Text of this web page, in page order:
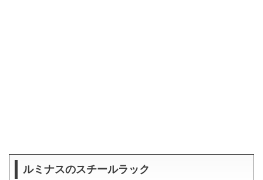
ルミナスのスチールラック